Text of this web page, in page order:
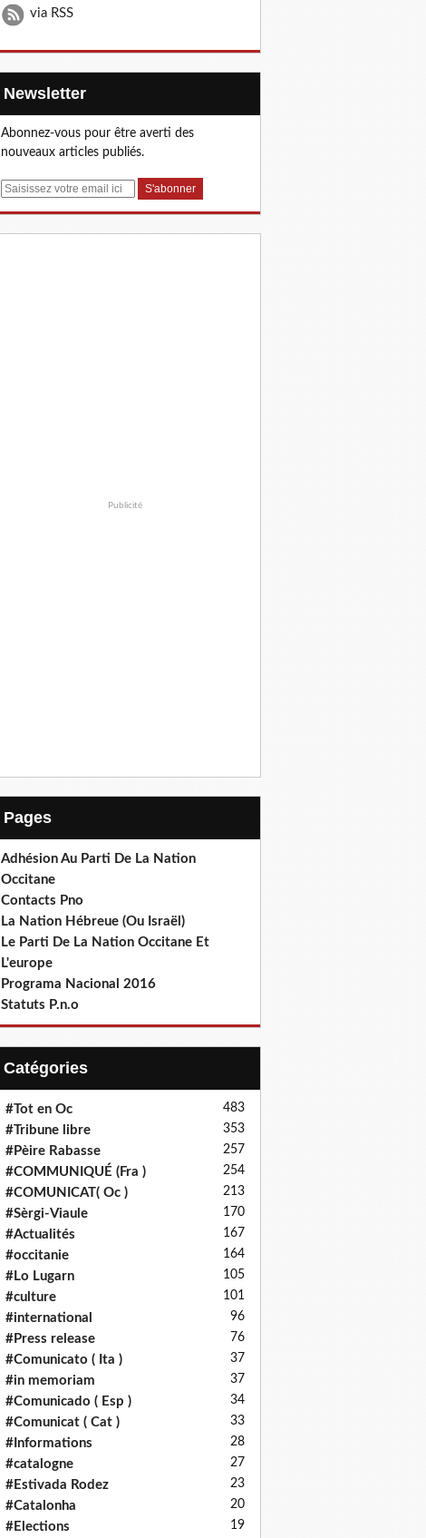
via RSS
Newsletter
Abonnez-vous pour être averti des
nouveaux articles publiés.
E
Publicité
Pages
Adhésion Au Parti De La Nation
Occitane
Contacts Pno
La Nation Hébreue (Ou Israël)
Le Parti De La Nation Occitane Et
L'europe
Programa Nacional 2016
Statuts P.n.o
Catégories
#Tot en Oc 483
#Tribune libre 353
#Pèire Rabasse 257
#COMMUNIQUÉ (Fra ) 254
#COMUNICAT( Oc ) 213
#Sèrgi-Viaule 170
#Actualités 167
#occitanie 164
#Lo Lugarn 105
#culture 101
#international 96
#Press release 76
#Comunicato ( Ita ) 37
#in memoriam 37
#Comunicado ( Esp ) 34
#Comunicat ( Cat ) 33
#Informations 28
#catalogne 27
#Estivada Rodez 23
#Catalonha 20
#Elections 19